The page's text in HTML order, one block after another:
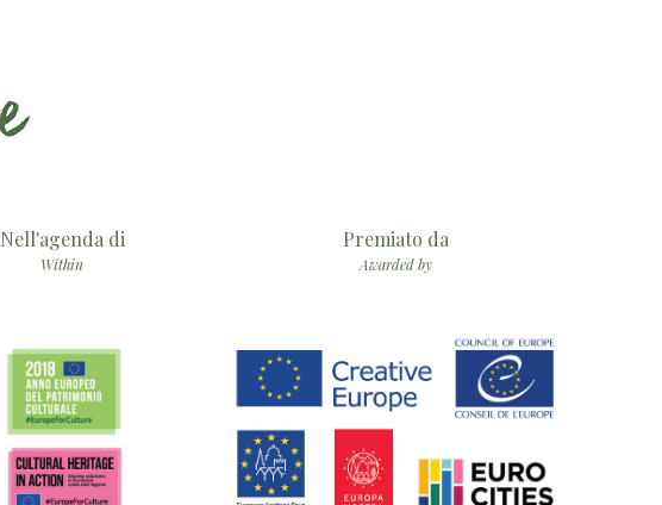
Nell'agenda di
Within
Premiato da
Awarded by